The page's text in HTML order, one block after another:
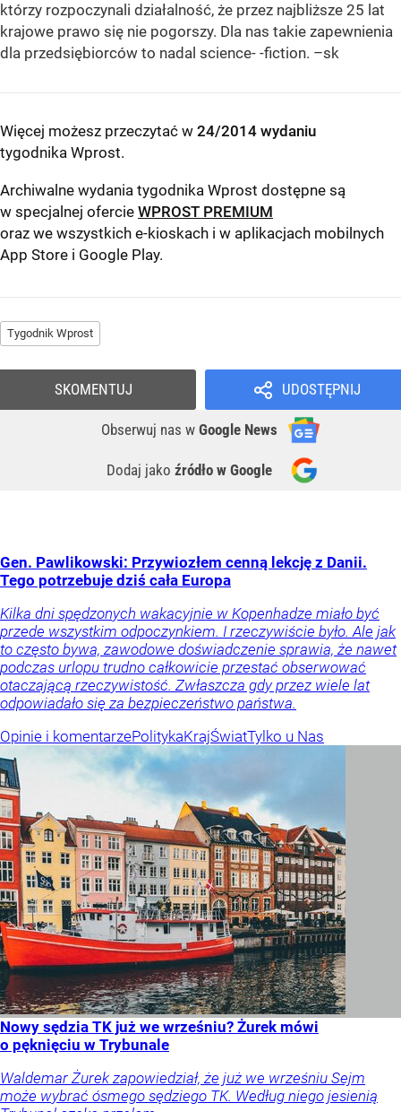
którzy rozpoczynali działalność, że przez najbliższe 25 lat
krajowe prawo się nie pogorszy. Dla nas takie zapewnienia
dla przedsiębiorców to nadal science- -fiction. –sk
Więcej możesz przeczytać w 24/2014 wydaniu
tygodnika Wprost.
Archiwalne wydania tygodnika Wprost dostępne są
w specjalnej ofercie WPROST PREMIUM
oraz we wszystkich e-kioskach i w aplikacjach mobilnych
App Store i Google Play.
Tygodnik Wprost
UDOSTĘPNIJ
Obserwuj nas w Google News
Dodaj jako źródło w Google
SKOMENTUJ
Gen. Pawlikowski: Przywiozłem cenną lekcję z Danii.
Tego potrzebuje dziś cała Europa
Kilka dni spędzonych wakacyjnie w Kopenhadze miało być
przede wszystkim odpoczynkiem. I rzeczywiście było. Ale jak
to często bywa, zawodowe doświadczenie sprawia, że nawet
podczas urlopu trudno całkowicie przestać obserwować
otaczającą rzeczywistość. Zwłaszcza gdy przez wiele lat
odpowiadało się za bezpieczeństwo państwa.
Opinie i komentarzePolitykaKrajŚwiatTylko u Nas
Nowy sędzia TK już we wrześniu? Żurek mówi
o pęknięciu w Trybunale
Waldemar Żurek zapowiedział, że już we wrześniu Sejm
może wybrać ósmego sędziego TK. Według niego jesienią